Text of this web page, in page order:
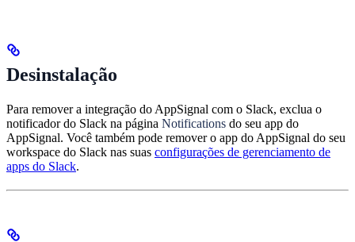
Desinstalação
Para remover a integração do AppSignal com o Slack, exclua o
notificador do Slack na página Notifications do seu app do
AppSignal. Você também pode remover o app do AppSignal do seu
workspace do Slack nas suas configurações de gerenciamento de
apps do Slack.